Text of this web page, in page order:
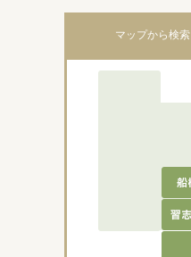
マップから検索